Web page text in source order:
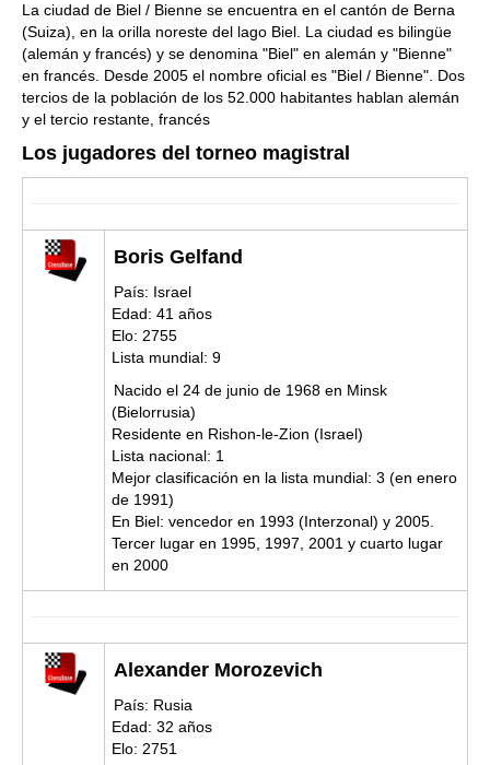
La ciudad de Biel / Bienne se encuentra en el cantón de Berna
(Suiza), en la orilla noreste del lago Biel. La ciudad es bilingüe
(alemán y francés) y se denomina "Biel" en alemán y "Bienne"
en francés. Desde 2005 el nombre oficial es "Biel / Bienne". Dos
tercios de la población de los 52.000 habitantes hablan alemán
y el tercio restante, francés
Los jugadores del torneo magistral
Boris Gelfand
País: Israel
Edad: 41 años
Elo: 2755
Lista mundial: 9
Nacido el 24 de junio de 1968 en Minsk
(Bielorrusia)
Residente en Rishon-le-Zion (Israel)
Lista nacional: 1
Mejor clasificación en la lista mundial: 3 (en enero
de 1991)
En Biel: vencedor en 1993 (Interzonal) y 2005.
Tercer lugar en 1995, 1997, 2001 y cuarto lugar
en 2000
Alexander Morozevich
País: Rusia
Edad: 32 años
Elo: 2751